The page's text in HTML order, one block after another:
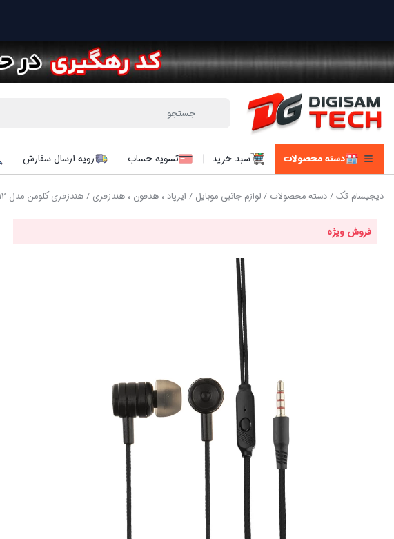
دسته محصولات سبد خرید تسویه حساب رویه ارسال سفارش
دیجیسام تک/دسته محصولات /لوازم جانبی موبایل / ایرپاد ، هدفون ، هندزفری / هندزفری کلومن مدل KE-12
فروش ویژه